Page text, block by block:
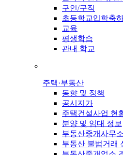
구인/구직
초등학교입학축
교육
평생학습
관내 학교
주택·부동산
동향 및 정책
공시지가
주택건설사업 현
분양 및 임대 정보
부동산중개사무
부동산 불법거래